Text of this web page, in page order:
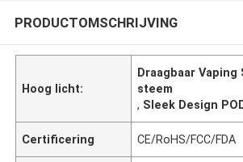
PRODUCTOMSCHRIJVING
Hoog licht:
Draagbaar
steem
, Sleek Design
Certificering CE/RoHS/FCC/FDA